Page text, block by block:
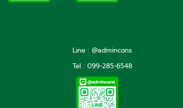
Line : @admincons
Tel : 099-285-6548